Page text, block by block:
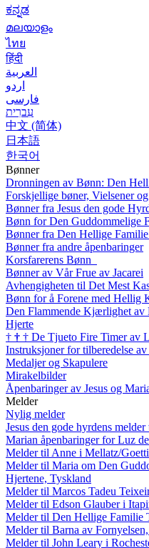
ಕನ್ನಡ
മലയാളം
ไทย
हिंदी
العربية
اردو
فارسی
עִברִית
中文 (简体)
日本語
한국어
Bønner
Dronningen av Bønn: Den
Forskjellige bøner, Vielsener
Bønner fra Jesus den gode
Bønn for Den Guddommelige
Bønner fra Den Hellige
Bønner fra andre åpenbaringer
Korsfarerens Bønn
Bønner av Vår Frue av Jacarei
Avhengigheten til Det Mest
Bønn for å Forene med Hellig
Den Flammende Kjærlighet av
Hjerte
† † † De Tjueto Fire Timer av
Instruksjoner for tilberedelse
Medaljer og Skapulere
Mirakelbilder
Åpenbaringer av Jesus og
Melder
Nylig melder
Jesus den gode hyrdens
Marian åpenbaringer for Luz
Melder til Anne i Mellatz/
Melder til Maria om Den
Hjertene, Tyskland
Melder til Marcos Tadeu
Melder til Edson Glauber i
Melder til Den Hellige Familie
Melder til Barna av
Melder til John Leary i